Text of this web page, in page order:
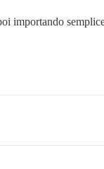
importando